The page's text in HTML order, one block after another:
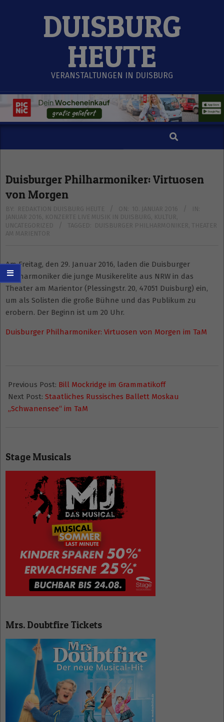
DUISBURG
HEUTE
VERANSTALTUNGEN IN DUISBURG
Search
Duisburger Philharmoniker: Virtuosen
von Morgen
BY: REDAKTION DUISBURG HEUTE ON: 10. JANUAR 2016
IN:
JANUAR 2016 KONZERTE LIVE MUSIK IN DUISBURG KULTUR
UNCATEGORIZED
TAGGED: DUISBURGER PHILHARMONIKER
THEATER
AM MARIENTOR
Am Freitag, den 29. Januar 2016, laden die Duisburger
Philharmoniker die junge Musikerelite aus NRW in das
Theater am Marientor (Plessingstr. 20, 47051 Duisburg) ein,
um als Solisten die große Bühne und das Publikum zu
erobern. Der Beginn ist um 20 Uhr.
Duisburger Philharmoniker: Virtuosen von Morgen im TaM
01-
10
Previous Post: Bill Mockridge im Grammatikoff
Next Post: Staatliches Russisches Ballett Moskau
„Schwanensee“ im TaM
Stage Musicals
Mrs. Doubtfire Tickets